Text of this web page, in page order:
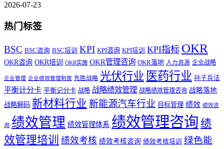
2026-07-23
热门标签
BSC BSC咨询 BSC培训 KPI KPI咨询 KPI培训 KPI指标 OKR
OKR咨询 OKR培训 OKR实施 OKR管理咨询 OKR落地 人力资源 企业战略
企业管理 企业绩效管理制度 先胜战略 光伏行业 医药行业 孙子兵法
平衡计分卡 平衡记分卡 战略 战略绩效管理 战略绩效管理咨询 战略落地
战略解码 新材料行业 新能源汽车行业 目标管理 绩效 绩效咨
询 绩效管理 绩效管理体系 绩效管理咨询 绩
效管理培训 绩效考核 绩效考核咨询 绩效考核培训
绿色能